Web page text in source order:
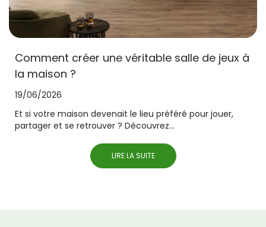
Comment créer une véritable salle de jeux à
la maison ?
19/06/2026
Et si votre maison devenait le lieu préféré pour jouer,
partager et se retrouver ? Découvrez...
LIRE LA SUITE